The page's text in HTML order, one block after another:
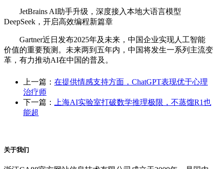
JetBrains AI助手升级，深度接入本地大语言模型
DeepSeek，开启高效编程新篇章
Gartner近日发布2025年及未来，中国企业实现人工智能
价值的重要预测。未来两到五年内，中国将发生一系列主流变
革，有力推动AI在中国的普及。
上一篇： 在提供情感支持方面，ChatGPT表现优于心理
治疗师
下一篇： 上海AI实验室打破数学推理极限，不蒸馏R1也
能超
关于我们